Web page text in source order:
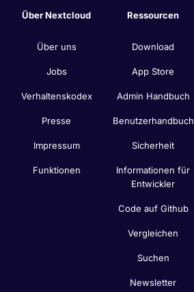
Über Nextcloud
Über uns
Jobs
Verhaltenskodex
Presse
Impressum
Funktionen
Ressourcen
Download
App Store
Admin Handbuch
Benutzerhandbuch
Sicherheit
Informationen für
Entwickler
Code auf Github
Vergleichen
Suchen
Newsletter